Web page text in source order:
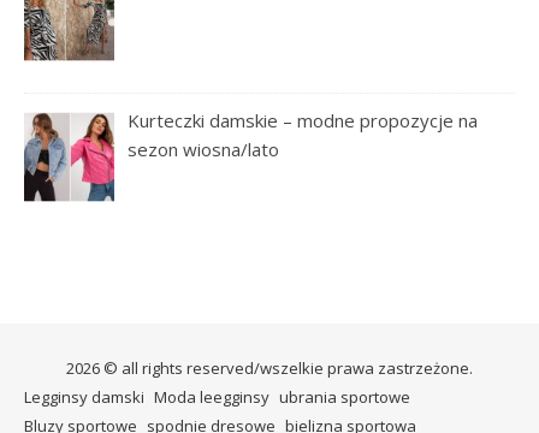
Kurteczki damskie – modne propozycje na
sezon wiosna/lato
2026 © all rights reserved/wszelkie prawa zastrzeżone.
Legginsy damski Moda leegginsy ubrania sportowe
Bluzy sportowe spodnie dresowe bielizna sportowa